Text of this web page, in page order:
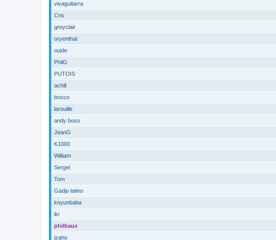
vivaguitarra
Cris
greyclair
oryenthal
ouide
PhilG
PUTOIS
achill
bosco
larouille
andy boso
JeanG
K1000
William
Sergeï
Tom
Gadjo latino
koyunbaba
iki
philbaux
izaho